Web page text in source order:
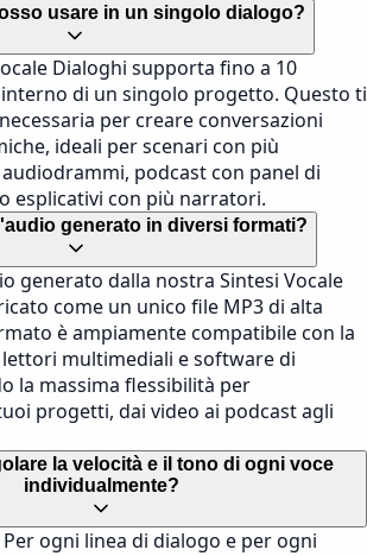
usare in un singolo dialogo?
Dialoghi supporta fino a 10
di un singolo progetto. Questo ti
per creare conversazioni
ideali per scenari con più
podcast con panel di
esplicativi con più narratori.
generato in diversi formati?
generato dalla nostra Sintesi Vocale
come un unico file MP3 di alta
è ampiamente compatibile con la
multimediali e software di
la massima flessibilità per
progetti, dai video ai podcast agli
la velocità e il tono di ogni voce
individualmente?
ogni linea di dialogo e per ogni